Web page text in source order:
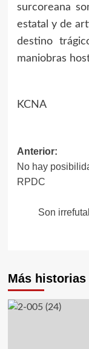
surcoreana
estatal y de
destino
maniobras
KCNA
de
Anterior:
No hay
RPDC
Son
Más historias